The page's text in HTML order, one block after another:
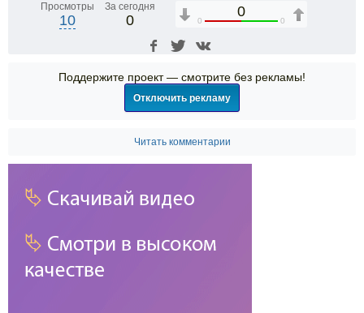
Просмотры
10
За сегодня
0
0
0 0
Поддержите проект — смотрите без рекламы!
Отключить рекламу
Читать комментарии